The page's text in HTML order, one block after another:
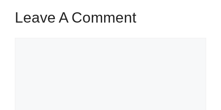
Leave A Comment